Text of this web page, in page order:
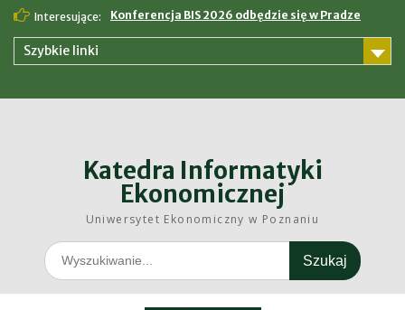
Skip
content
Interesujące: Konferencja BIS 2026 odbędzie się w Pradze
Szybkie linki
Katedra Informatyki
Ekonomicznej
Uniwersytet Ekonomiczny w Poznaniu
Search
for: